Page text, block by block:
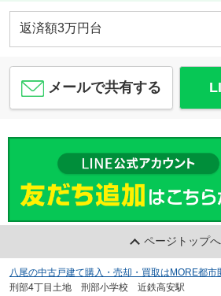
返済額3万円台
メールで共有する
ページトップへ
八尾の中古戸建て購入・売却・買取はMORE都市
刑部4丁目土地 刑部小学校 近鉄高安駅